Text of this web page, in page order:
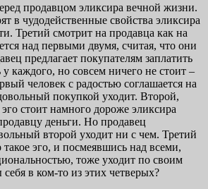
продавцом эликсира вечной жизни.
в чудодейственные свойства эликсира
Третий смотрит на продавца как на
над первыми двумя, считая, что они
предлагает покупателям заплатить
у каждого, но совсем ничего не стоит –
человек с радостью соглашается на
покупкой уходит. Второй,
стоит намного дороже эликсира
деньги. Но продавец
второй уходит ни с чем. Третий
эго, и посмеявшись над всеми,
тоже уходит по своим
в ком-то из этих четверых?